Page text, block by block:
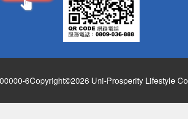
6Copyright©2026 Uni-Prosperity Lifestyle